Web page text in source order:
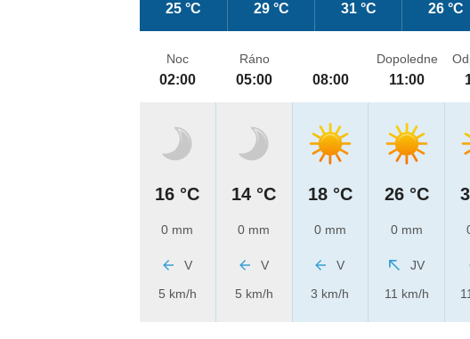
25 °C 29 °C 31 °C 26 °C
Noc
02:00
16 °C
0 mm
V
5 km/h
Ráno
05:00
14 °C
0 mm
V
5 km/h
08:00
18 °C
0 mm
V
3 km/h
Dopoledne
11:00
26 °C
0 mm
JV
11 km/h